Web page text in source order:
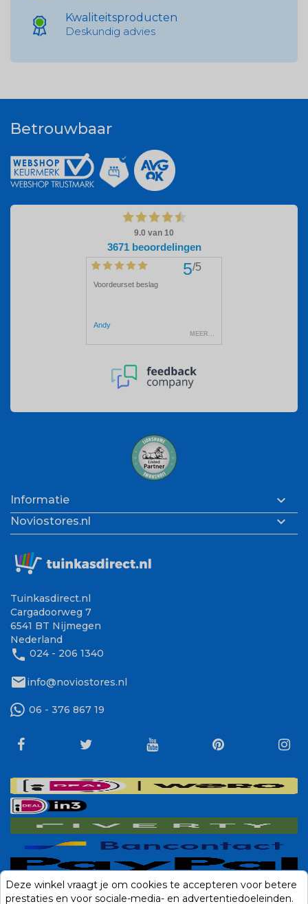
Kwaliteitsproducten
Deskundig advies
Betrouwbaar
Informatie 
Noviostores.nl 
Tuinkasdirect.nl
Cargadoorweg 7
6541 BT Nijmegen
Nederland
phone 024 - 206 1340
mailinfo@noviostores.nl
06 - 376 867 19
Deze winkel vraagt je om cookies te accepteren voor betere
prestaties en voor sociale-media- en advertentiedoeleinden.